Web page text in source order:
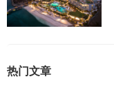
热门文章